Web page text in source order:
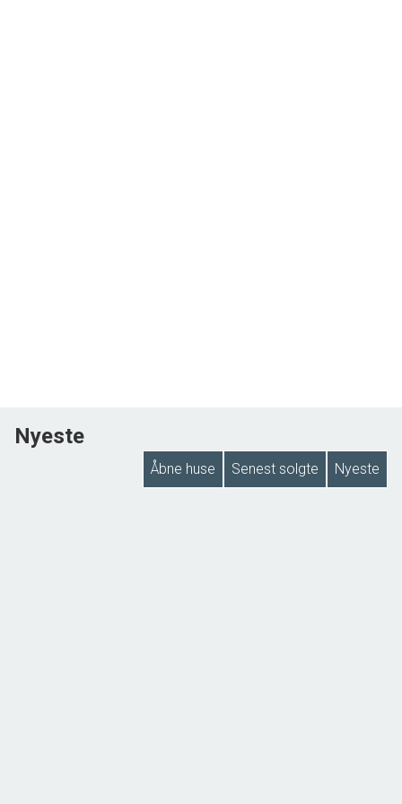
Nyeste
Åbne huse Senest solgte Nyeste